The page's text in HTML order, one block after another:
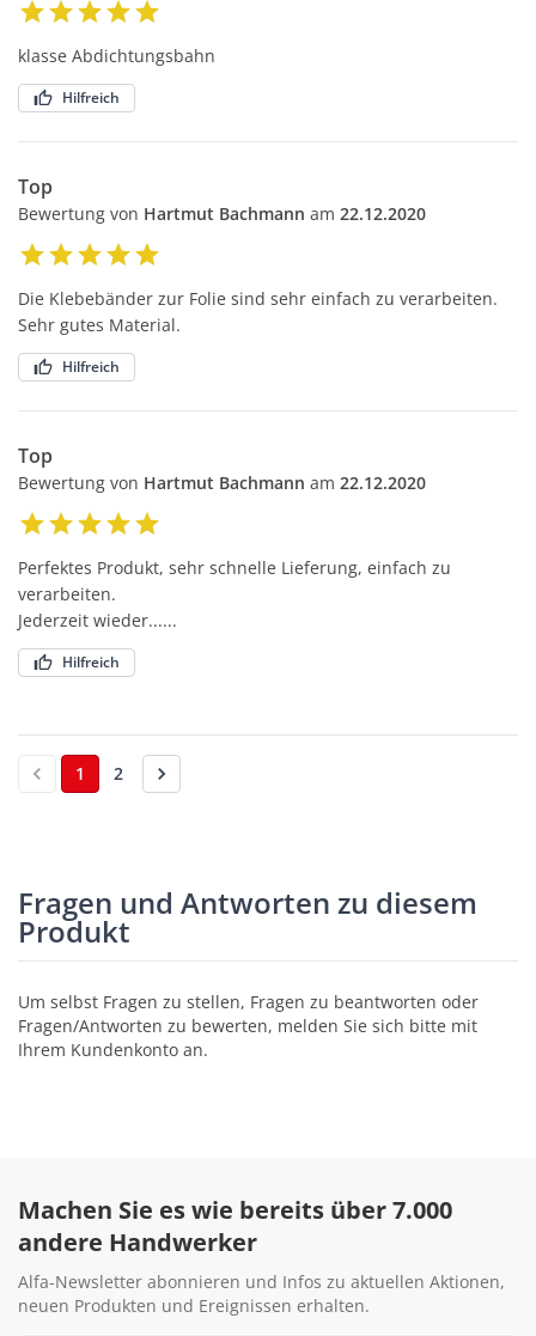
klasse Abdichtungsbahn
Hilfreich
Top
Bewertung von Hartmut Bachmann am 22.12.2020
Die Klebebänder zur Folie sind sehr einfach zu verarbeiten.
Sehr gutes Material.
Hilfreich
Top
Bewertung von Hartmut Bachmann am 22.12.2020
Perfektes Produkt, sehr schnelle Lieferung, einfach zu
verarbeiten.
Jederzeit wieder......
Hilfreich
1 2
Fragen und Antworten zu diesem
Produkt
Um selbst Fragen zu stellen, Fragen zu beantworten oder
Fragen/Antworten zu bewerten, melden Sie sich bitte mit
Ihrem Kundenkonto an.
Machen Sie es wie bereits über 7.000
andere Handwerker
Alfa-Newsletter abonnieren und Infos zu aktuellen Aktionen,
neuen Produkten und Ereignissen erhalten.